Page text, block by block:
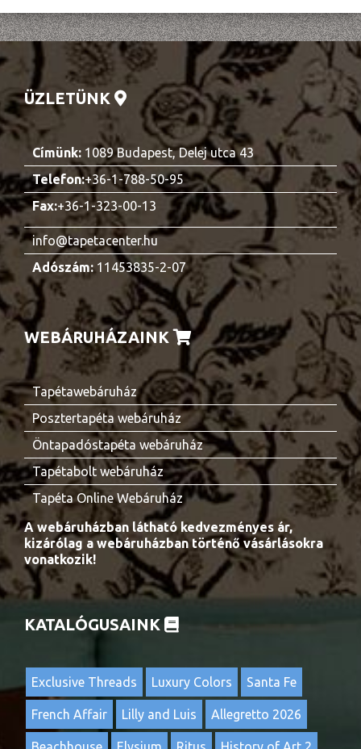
ÜZLETÜNK
Címünk: 1089 Budapest, Delej utca 43
Telefon:+36-1-788-50-95
Fax:+36-1-323-00-13
info@tapetacenter.hu
Adószám:11453835-2-07
WEBÁRUHÁZAINK
Tapétawebáruház
Posztertapéta webáruház
Öntapadóstapéta webáruház
Tapétabolt webáruház
Tapéta Online Webáruház
A webáruházban látható kedvezményes ár,
kizárólag a webáruházban történő vásárlásokra
vonatkozik!
KATALÓGUSAINK
Exclusive Threads Luxury Colors Santa Fe
French Affair Lilly and Luis Allegretto 2026